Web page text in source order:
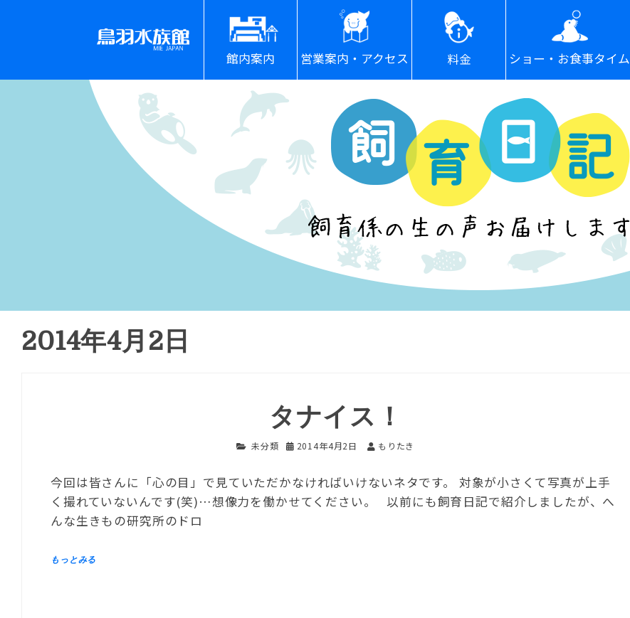
館内案内 営業案内・アクセス 料金 ショー・お食事タイム
2014年4月2日
タナイス！
未分類 2014年4月2日 もりたき
今回は皆さんに「心の目」で見ていただかなければいけないネタです。 対象が小さくて写真が上手
く撮れていないんです(笑)…想像力を働かせてください。 以前にも飼育日記で紹介しましたが、へ
んな生きもの研究所のドロ